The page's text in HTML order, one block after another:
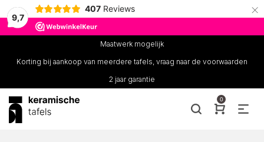
9,7
407 Reviews ×
Maatwerk mogelijk
Korting bij aankoop van meerdere tafels, vraag naar de voorwaarden
2 jaar garantie
0